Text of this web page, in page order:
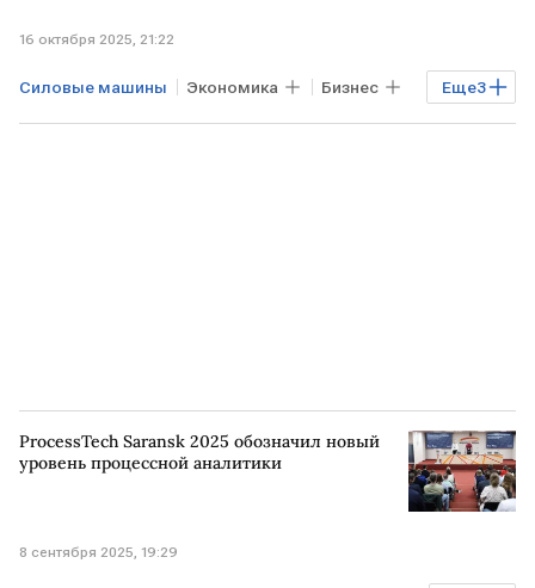
16 октября 2025, 21:22
Еще3
Силовые машины Экономика Бизнес
РОССИЯ РФ Сергей Цивилев
ProcessTech Saransk 2025 обозначил новый
уровень процессной аналитики
8 сентября 2025, 19:29